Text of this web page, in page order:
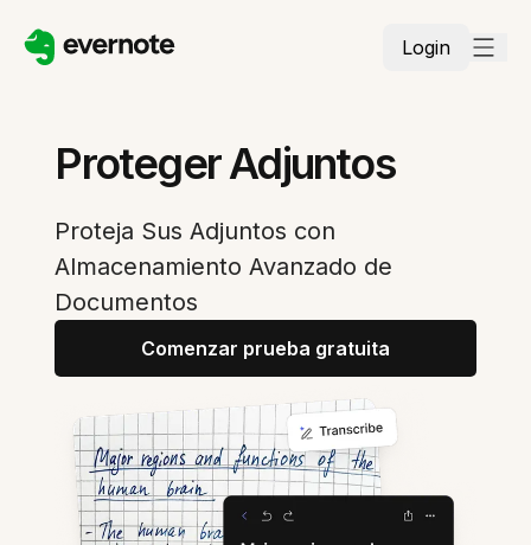
Login
Proteger Adjuntos
Proteja Sus Adjuntos con
Almacenamiento Avanzado de
Documentos
Comenzar prueba gratuita